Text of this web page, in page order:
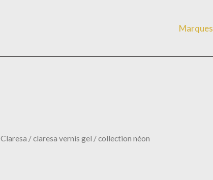
Marques
Claresa /claresa vernis gel / collection néon